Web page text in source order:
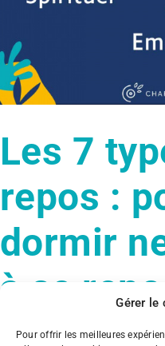
Gérer le
Pour offrir les meilleures
Les 7
repos :
dormir
à se
Fatigue Tournefeuille, les 7